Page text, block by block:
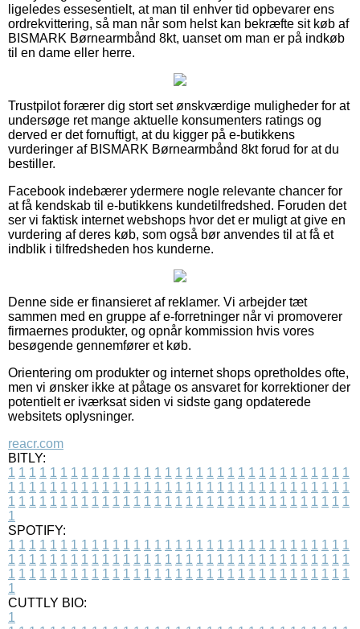
ligeledes essesentielt, at man til enhver tid opbevarer ens
ordrekvittering, så man når som helst kan bekræfte sit køb af
BISMARK Børnearmbånd 8kt, uanset om man er på indkøb
til en dame eller herre.
Trustpilot forærer dig stort set ønskværdige muligheder for at
undersøge ret mange aktuelle konsumenters ratings og
derved er det fornuftigt, at du kigger på e-butikkens
vurderinger af BISMARK Børnearmbånd 8kt forud for at du
bestiller.
Facebook indebærer ydermere nogle relevante chancer for
at få kendskab til e-butikkens kundetilfredshed. Foruden det
ser vi faktisk internet webshops hvor det er muligt at give en
vurdering af deres køb, som også bør anvendes til at få et
indblik i tilfredsheden hos kunderne.
Denne side er finansieret af reklamer. Vi arbejder tæt
sammen med en gruppe af e-forretninger når vi promoverer
firmaernes produkter, og opnår kommission hvis vores
besøgende gennemfører et køb.
Orientering om produkter og internet shops opretholdes ofte,
men vi ønsker ikke at påtage os ansvaret for korrektioner der
potentielt er iværksat siden vi sidste gang opdaterede
websitets oplysninger.
reacr.com
BITLY:
1 1 1 1 1 1 1 1 1 1 1 1 1 1 1 1 1 1 1 1 1 1 1 1 1 1 1 1 1 1 1 1 1
1 1 1 1 1 1 1 1 1 1 1 1 1 1 1 1 1 1 1 1 1 1 1 1 1 1 1 1 1 1 1 1 1
1 1 1 1 1 1 1 1 1 1 1 1 1 1 1 1 1 1 1 1 1 1 1 1 1 1 1 1 1 1 1 1 1
1
SPOTIFY:
1 1 1 1 1 1 1 1 1 1 1 1 1 1 1 1 1 1 1 1 1 1 1 1 1 1 1 1 1 1 1 1 1
1 1 1 1 1 1 1 1 1 1 1 1 1 1 1 1 1 1 1 1 1 1 1 1 1 1 1 1 1 1 1 1 1
1 1 1 1 1 1 1 1 1 1 1 1 1 1 1 1 1 1 1 1 1 1 1 1 1 1 1 1 1 1 1 1 1
1
CUTTLY BIO:
1